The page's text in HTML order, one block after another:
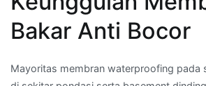
Bakar Anti Bocor
Mayoritas membran waterproofing pada